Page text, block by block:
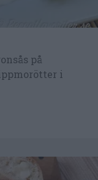
på
i